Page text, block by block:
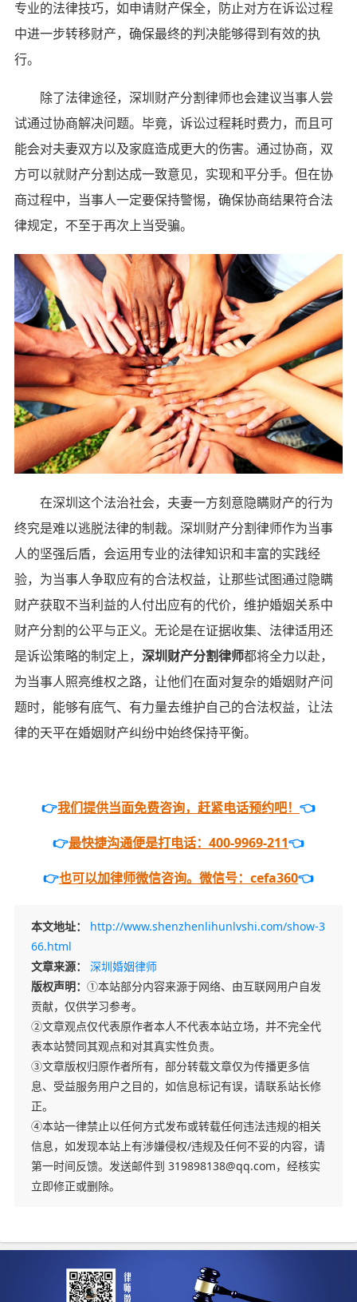
专业的法律技巧，如申请财产保全，防止对方在诉讼过程
中进一步转移财产，确保最终的判决能够得到有效的执
行。
除了法律途径，深圳财产分割律师也会建议当事人尝
试通过协商解决问题。毕竟，诉讼过程耗时费力，而且可
能会对夫妻双方以及家庭造成更大的伤害。通过协商，双
方可以就财产分割达成一致意见，实现和平分手。但在协
商过程中，当事人一定要保持警惕，确保协商结果符合法
律规定，不至于再次上当受骗。
在深圳这个法治社会，夫妻一方刻意隐瞒财产的行为
终究是难以逃脱法律的制裁。深圳财产分割律师作为当事
人的坚强后盾，会运用专业的法律知识和丰富的实践经
验，为当事人争取应有的合法权益，让那些试图通过隐瞒
财产获取不当利益的人付出应有的代价，维护婚姻关系中
财产分割的公平与正义。无论是在证据收集、法律适用还
是诉讼策略的制定上， 深圳财产分割律师都将全力以赴，
为当事人照亮维权之路，让他们在面对复杂的婚姻财产问
题时，能够有底气、有力量去维护自己的合法权益，让法
律的天平在婚姻财产纠纷中始终保持平衡。
👉我们提供当面免费咨询，赶紧电话预约吧！ 👈
👉最快捷沟通便是打电话：400-9969-211👈
👉也可以加律师微信咨询。微信号：cefa360👈
本文地址：
http://www.shenzhenlihunlvshi.com/show-3
66.html
文章来源：
深圳婚姻律师
版权声明： ①本站部分内容来源于网络、由互联网用户自发
贡献，仅供学习参考。
②文章观点仅代表原作者本人不代表本站立场，并不完全代
表本站赞同其观点和对其真实性负责。
③文章版权归原作者所有，部分转载文章仅为传播更多信
息、受益服务用户之目的，如信息标记有误，请联系站长修
正。
④本站一律禁止以任何方式发布或转载任何违法违规的相关
信息，如发现本站上有涉嫌侵权/违规及任何不妥的内容，请
第一时间反馈。发送邮件到 319898138@qq.com，经核实
立即修正或删除。